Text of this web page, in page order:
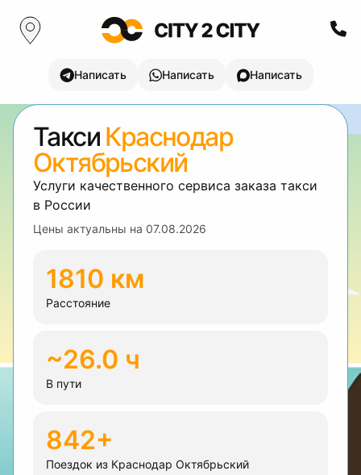
Написать Написать Написать
Такси Краснодар
Октябрьский
Услуги качественного сервиса заказа такси
в России
Цены актуальны на 07.08.2026
1810 км
Расстояние
~26.0 ч
В пути
842+
Поездок из Краснодар Октябрьский